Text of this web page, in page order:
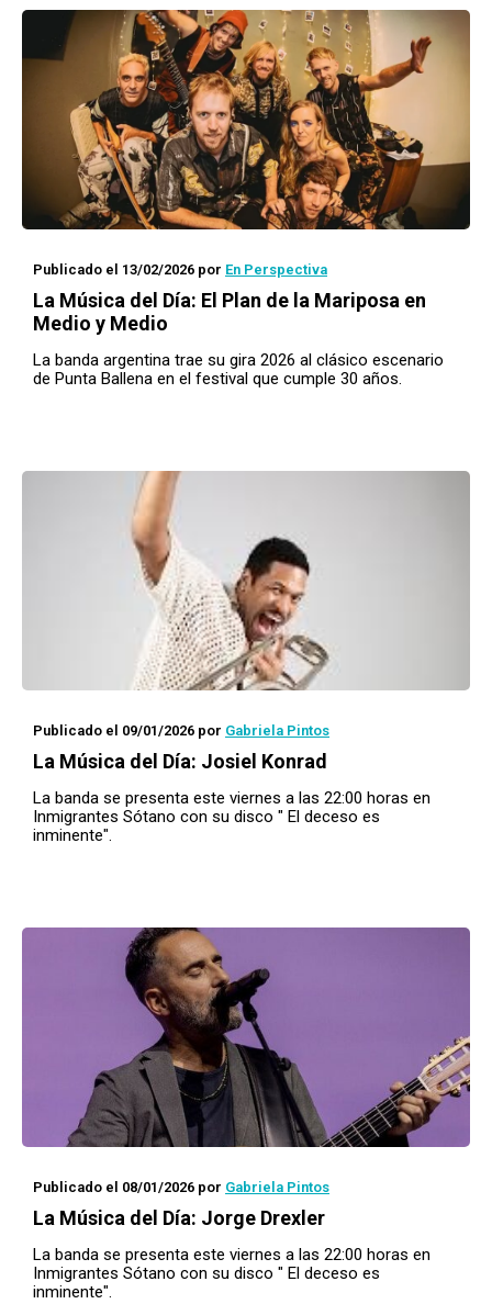
Publicado el 13/02/2026 por En Perspectiva
La Música del Día: El Plan de la Mariposa en
Medio y Medio
La banda argentina trae su gira 2026 al clásico escenario
de Punta Ballena en el festival que cumple 30 años.
Publicado el 09/01/2026 por Gabriela Pintos
La Música del Día: Josiel Konrad
La banda se presenta este viernes a las 22:00 horas en
Inmigrantes Sótano con su disco " El deceso es
inminente".
Publicado el 08/01/2026 por Gabriela Pintos
La Música del Día: Jorge Drexler
La banda se presenta este viernes a las 22:00 horas en
Inmigrantes Sótano con su disco " El deceso es
inminente".